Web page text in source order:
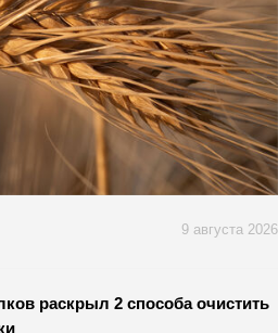
9 августа 2026
раскрыл 2 способа очистить